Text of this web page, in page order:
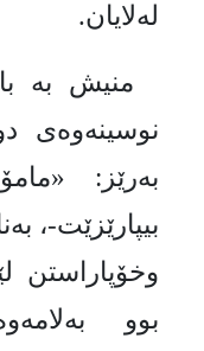
لەلایان.
منیش بە
نوسینەوەی
بەرێز:
بیپارێزێت-،
وخۆپاراستن
بوو